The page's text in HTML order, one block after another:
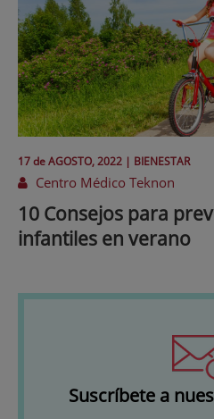
17 deAGOSTO, 2022 | BIENESTAR
Centro Médico Teknon
10 Consejos para
infantiles en verano
Suscríbete a